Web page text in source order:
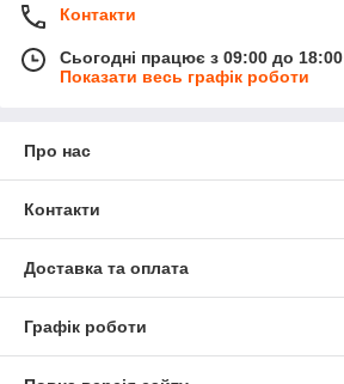
Контакти
Сьогодні працює з 09:00 до 18:00
Показати весь графік роботи
Про нас
Контакти
Доставка та оплата
Графік роботи